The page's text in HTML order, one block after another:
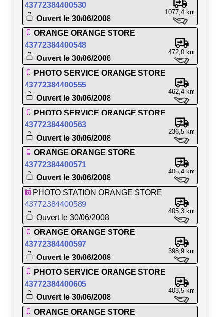
43772384400530
Ouvert le 30/06/2008
1077,4 km
ORANGE ORANGE STORE
43772384400548
Ouvert le 30/06/2008
472,0 km
PHOTO SERVICE ORANGE STORE
43772384400555
Ouvert le 30/06/2008
462,4 km
PHOTO SERVICE ORANGE STORE
43772384400563
Ouvert le 30/06/2008
236,5 km
ORANGE ORANGE STORE
43772384400571
Ouvert le 30/06/2008
405,4 km
PHOTO STATION ORANGE STORE
43772384400589
Ouvert le 30/06/2008
405,3 km
ORANGE ORANGE STORE
43772384400597
Ouvert le 30/06/2008
398,9 km
PHOTO SERVICE ORANGE STORE
43772384400605
Ouvert le 30/06/2008
403,5 km
ORANGE ORANGE STORE